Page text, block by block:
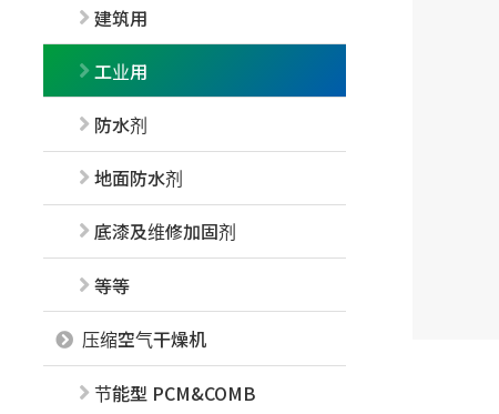
建筑用
工业用
防水剂
地面防水剂
底漆及维修加固剂
等等
压缩空气干燥机
节能型 PCM&COMB